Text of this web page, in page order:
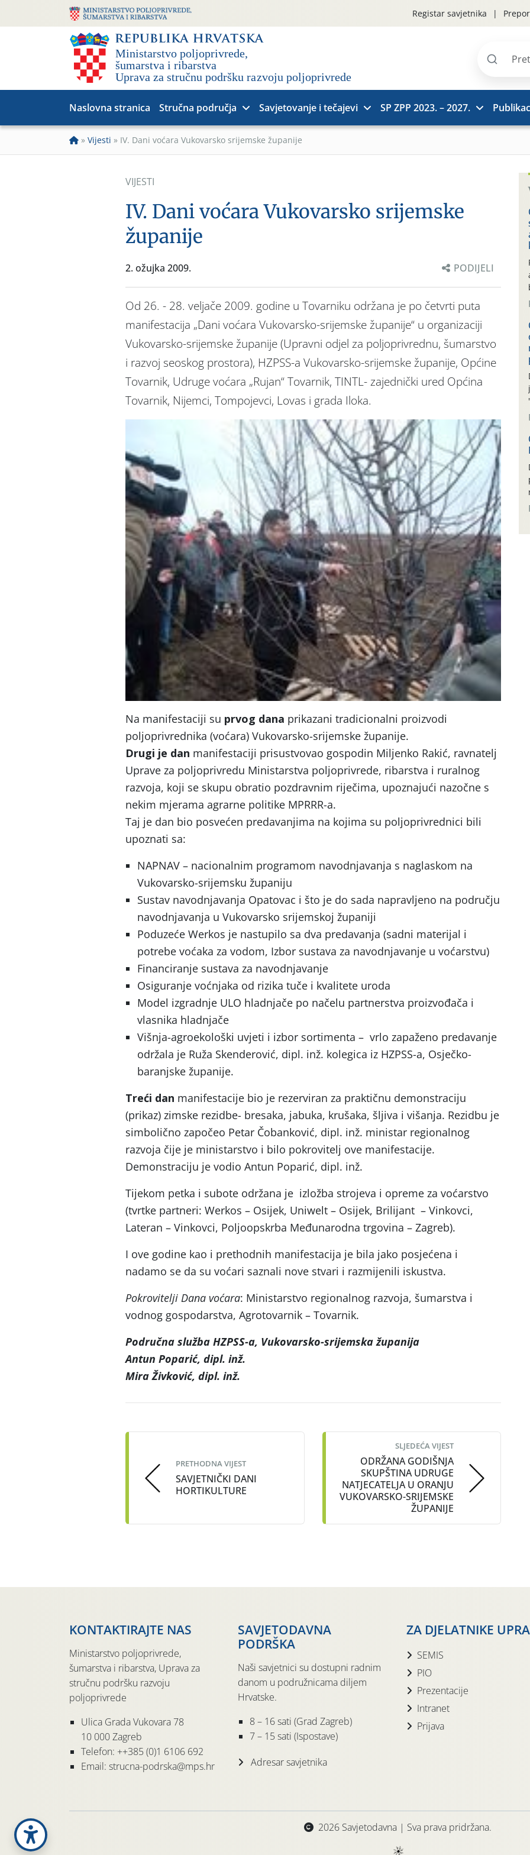
Registar savjetnika
Pretraži
Naslovna stranica Stručna područja Savjetovanje i tečajevi SP ZPP 2023. – 2027.
» Vijesti » IV. Dani voćara Vukovarsko srijemske županije
VIJESTI
IV. Dani voćara Vukovarsko srijemske
županije
2. ožujka 2009. PODIJELI
Od 26. - 28. veljače 2009. godine u Tovarniku održana je po četvrti puta
manifestacija „Dani voćara Vukovarsko-srijemske županije“ u organizaciji
Vukovarsko-srijemske županije (Upravni odjel za poljoprivrednu, šumarstvo
i razvoj seoskog prostora), HZPSS-a Vukovarsko-srijemske županije, Općine
Tovarnik, Udruge voćara „Rujan“ Tovarnik, TINTL- zajednički ured Općina
Tovarnik, Nijemci, Tompojevci, Lovas i grada Iloka.
Na manifestaciji su prvog dana prikazani tradicionalni proizvodi
poljoprivrednika (voćara) Vukovarsko-srijemske županije.
Drugi je dan manifestaciji prisustvovao gospodin Miljenko Rakić, ravnatelj
Uprave za poljoprivredu Ministarstva poljoprivrede, ribarstva i ruralnog
razvoja, koji se skupu obratio pozdravnim riječima, upoznajući nazočne s
nekim mjerama agrarne politike MPRRR-a.
Taj je dan bio posvećen predavanjima na kojima su poljoprivrednici bili
upoznati sa:
NAPNAV – nacionalnim programom navodnjavanja s naglaskom na
Vukovarsko-srijemsku županiju
Sustav navodnjavanja Opatovac i što je do sada napravljeno na području
navodnjavanja u Vukovarsko srijemskoj županiji
Poduzeće Werkos je nastupilo sa dva predavanja (sadni materijal i
potrebe voćaka za vodom, Izbor sustava za navodnjavanje u voćarstvu)
Financiranje sustava za navodnjavanje
Osiguranje voćnjaka od rizika tuče i kvalitete uroda
Model izgradnje ULO hladnjače po načelu partnerstva proizvođača i
vlasnika hladnjače
Višnja-agroekološki uvjeti i izbor sortimenta – vrlo zapaženo predavanje
održala je Ruža Skenderović, dipl. inž. kolegica iz HZPSS-a, Osječko-
baranjske županije.
Treći dan manifestacije bio je rezerviran za praktičnu demonstraciju
(prikaz) zimske rezidbe- bresaka, jabuka, krušaka, šljiva i višanja. Rezidbu je
simbolično započeo Petar Čobanković, dipl. inž. ministar regionalnog
razvoja čije je ministarstvo i bilo pokrovitelj ove manifestacije.
Demonstraciju je vodio Antun Poparić, dipl. inž.
Tijekom petka i subote održana je izložba strojeva i opreme za voćarstvo
(tvrtke partneri: Werkos – Osijek, Uniwelt – Osijek, Brilijant – Vinkovci,
Lateran – Vinkovci, Poljoopskrba Međunarodna trgovina – Zagreb).
I ove godine kao i prethodnih manifestacija je bila jako posjećena i
nadamo se da su voćari saznali nove stvari i razmijenili iskustva.
Pokrovitelji Dana voćara: Ministarstvo regionalnog razvoja, šumarstva i
vodnog gospodarstva, Agrotovarnik – Tovarnik.
Područna služba HZPSS-a, Vukovarsko-srijemska županija
Antun Poparić, dipl. inž.
Mira Živković, dipl. inž.
navigation
PRETHODNA VIJEST
SAVJETNIČKI DANI
HORTIKULTURE
SLJEDEĆA VIJEST
ODRŽANA GODIŠNJA
SKUPŠTINA UDRUGE
NATJECATELJA U ORANJU
VUKOVARSKO-SRIJEMSKE
ŽUPANIJE
KONTAKTIRAJTE NAS
Ministarstvo poljoprivrede,
šumarstva i ribarstva, Uprava za
stručnu podršku razvoju
poljoprivrede
Ulica Grada Vukovara 78
10 000 Zagreb
Telefon: ++385 (0)1 6106 692
Email: strucna-podrska@mps.hr
SAVJETODAVNA
PODRŠKA
Naši savjetnici su dostupni radnim
danom u podružnicama diljem
Hrvatske.
8 – 16 sati (Grad Zagreb)
7 – 15 sati (Ispostave)
Adresar savjetnika
ZA DJELATNIKE
SEMIS
PIO
Prezentacije
Intranet
Prijava
2026 Savjetodavna | Sva prava pridržana.